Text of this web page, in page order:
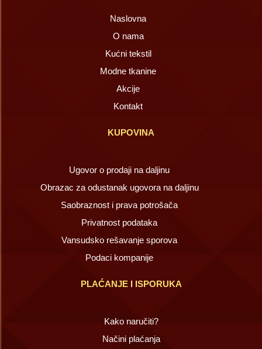
Naslovna
O nama
Kućni tekstil
Modne tkanine
Akcije
Kontakt
KUPOVINA
Ugovor o prodaji na daljinu
Obrazac za odustanak ugovora na daljinu
Saobraznost i prava potrošača
Privatnost podataka
Vansudsko rešavanje sporova
Podaci kompanije
PLAĆANJE I ISPORUKA
Kako naručiti?
Načini plaćanja